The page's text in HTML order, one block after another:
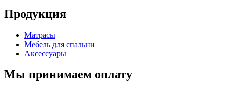
Продукция
Матрасы
Мебель для спальни
Аксессуары
Мы принимаем оплату